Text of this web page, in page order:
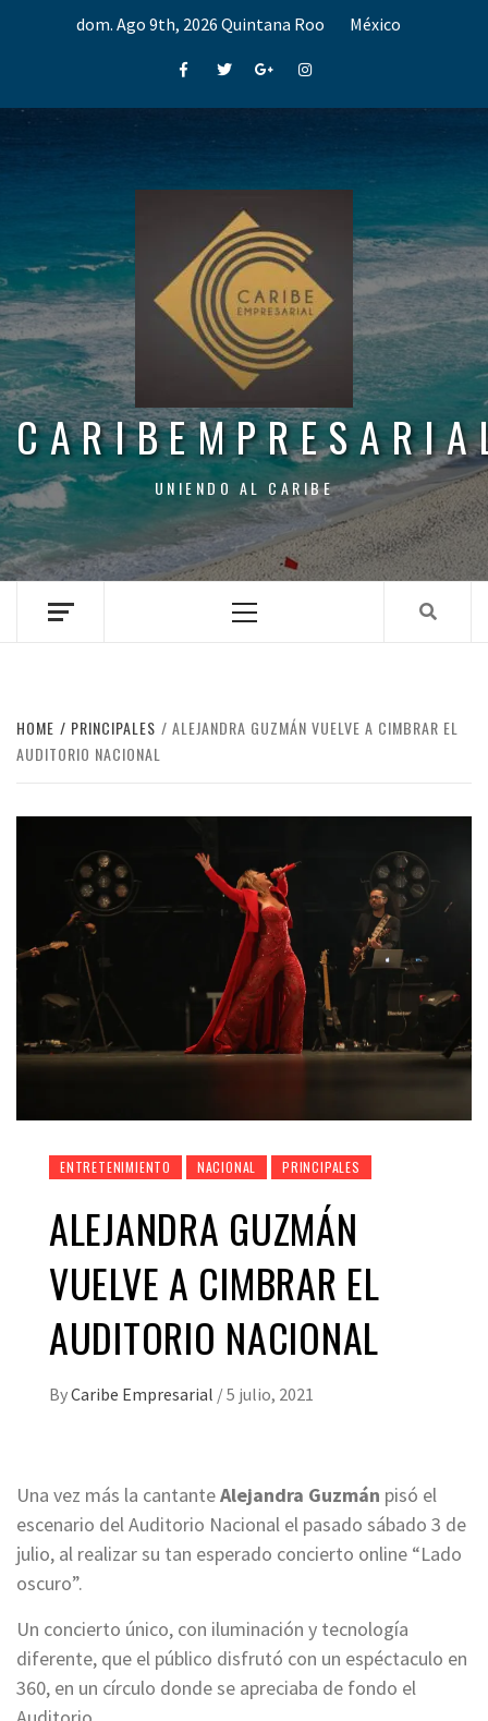
dom. Ago 9th, 2026 Quintana Roo México
FacebookTwitterGoogle+Instagram
UNIENDO AL CARIBE
Menu
HOME PRINCIPALES
ALEJANDRA GUZMÁN VUELVE A CIMBRAR EL
AUDITORIO NACIONAL
ENTRETENIMIENTO NACIONAL PRINCIPALES
ALEJANDRA GUZMÁN
VUELVE A CIMBRAR EL
AUDITORIO NACIONAL
ByCaribe Empresarial /5 julio, 2021
Una vez más la cantanteAlejandra Guzmán pisó el
escenario del Auditorio Nacional el pasado sábado 3 de
julio, al realizar su tan esperado concierto online “Lado
oscuro”.
Un concierto único, con iluminación y tecnología
diferente, que el público disfrutó con un espéctaculo en
360, en un círculo donde se apreciaba de fondo el